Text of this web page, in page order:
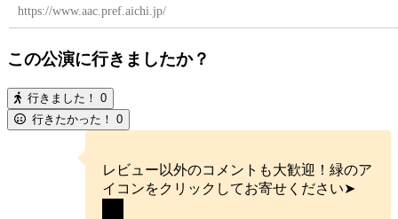
https://www.aac.pref.aichi.jp/
この公演に行きましたか？
行きました！ 0
行きたかった！ 0
レビュー以外のコメントも大歓迎！緑のア
イコンをクリックしてお寄せください➤